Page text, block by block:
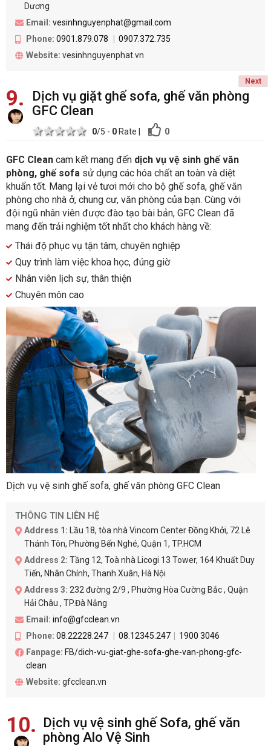
Dương
Email: vesinhnguyenphat@gmail.com
Phone: 0901.879.078
0907.372.735
Website: vesinhnguyenphat.vn
Next
9
Dịch vụ giặt ghế sofa, ghế văn phòng
GFC Clean
5 stars
4 stars
3 stars
2 stars
1 star 0/5 - 0Rate 0
GFC Clean cam kết mang đến dịch vụ vệ sinh ghế văn
phòng, ghế sofa sử dụng các hóa chất an toàn và diệt
khuẩn tốt. Mang lại vẻ tươi mới cho bộ ghế sofa, ghế văn
phòng cho nhà ở, chung cư, văn phòng của bạn. Cùng với
đội ngũ nhân viên được đào tạo bài bản, GFC Clean đã
mang đến trải nghiệm tốt nhất cho khách hàng về:
Thái độ phục vụ tận tâm, chuyên nghiệp
Quy trình làm việc khoa học, đúng giờ
Nhân viên lịch sự, thân thiện
Chuyên môn cao
Dịch vụ vệ sinh ghế sofa, ghế văn phòng GFC Clean
THÔNG TIN LIÊN HỆ
Address 1: Lầu 18, tòa nhà Vincom Center Đồng Khởi, 72 Lê
Thánh Tôn, Phường Bến Nghé, Quận 1, TP.HCM
Address 2: Tầng 12, Toà nhà Licogi 13 Tower, 164 Khuất Duy
Tiến, Nhân Chính, Thanh Xuân, Hà Nội
Address 3: 232 đường 2/9 , Phường Hòa Cường Bắc , Quận
Hải Châu , TP.Đà Nẵng
Email: info@gfcclean.vn
Phone: 08.22228.247 08.12345.247
1900 3046
Fanpage: FB/dich-vu-giat-ghe-sofa-ghe-van-phong-gfc-
clean
Website: gfcclean.vn
10
Dịch vụ vệ sinh ghế Sofa, ghế văn
phòng Alo Vệ Sinh